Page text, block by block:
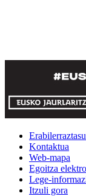
Kontaktua
Web-mapa
Egoitza
Lege-
Itzuli gora